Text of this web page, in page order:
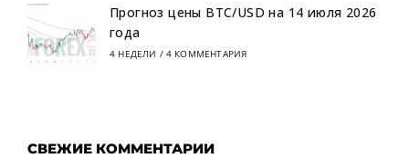
Прогноз цены BTC/USD на 14 июля 2026
года
4 НЕДЕЛИ / 4 КОММЕНТАРИЯ
СВЕЖИЕ КОММЕНТАРИИ